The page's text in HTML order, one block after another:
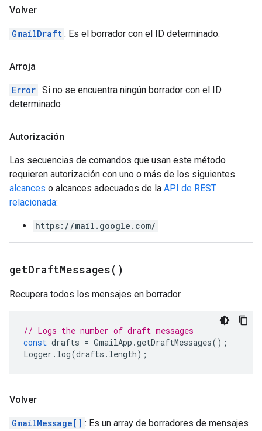
Volver
GmailDraft : Es el borrador con el ID determinado.
Arroja
Error : Si no se encuentra ningún borrador con el ID
determinado
Autorización
Las secuencias de comandos que usan este método
requieren autorización con uno o más de los siguientes
alcances o alcances adecuados de la API de REST
relacionada:
https://mail.google.com/
getDraftMessages( )
Recupera todos los mensajes en borrador.
// Logs the number of draft messages
const drafts = GmailApp .getDraftMessages();
Logger . log(drafts . length);
Volver
GmailMessage[] : Es un array de borradores de mensajes